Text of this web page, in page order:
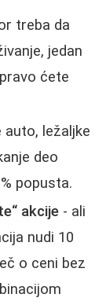
treba da
jedan
ćete
auto, ležaljke
deo
popusta.
akcije - ali
nudi 10
o ceni bez